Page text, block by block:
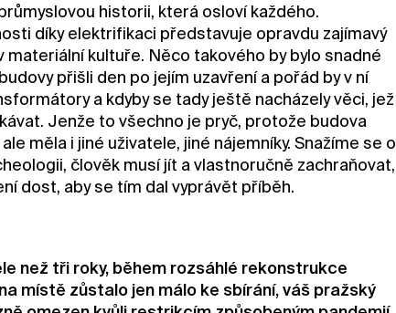
historii, která osloví každého.
díky elektrifikaci představuje opravdu zajímavý
materiální kultuře. Něco takového by bylo snadné
přišli den po jejím uzavření a pořád by v ní
a kdyby se tady ještě nacházely věci, jež
Jenže to všechno je pryč, protože budova
měla i jiné uživatele, jiné nájemníky. Snažíme se o
člověk musí jít a vlastnoručně zachraňovat,
dost, aby se tím dal vyprávět příběh.
než tři roky, během rozsáhlé rekonstrukce
místě zůstalo jen málo ke sbírání, váš pražský